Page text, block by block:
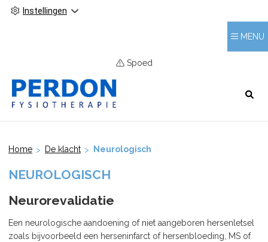
Instellingen
Spoed
MENU
Home De klacht Neurologisch
NEUROLOGISCH
Neurorevalidatie
Een neurologische aandoening of niet aangeboren hersenletsel
zoals bijvoorbeeld een herseninfarct of hersenbloeding, MS of